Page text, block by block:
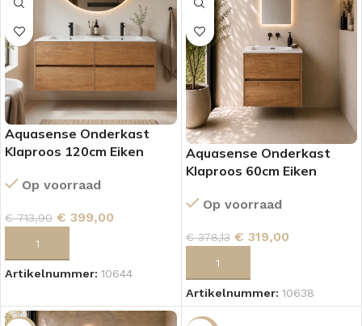
Aquasense Onderkast
Klaproos 120cm Eiken
Op voorraad
€713,90 € 399,00
Artikelnummer: 10644
Aquasense Onderkast
Klaproos 60cm Eiken
Op voorraad
€378,13 € 319,00
Artikelnummer: 10638